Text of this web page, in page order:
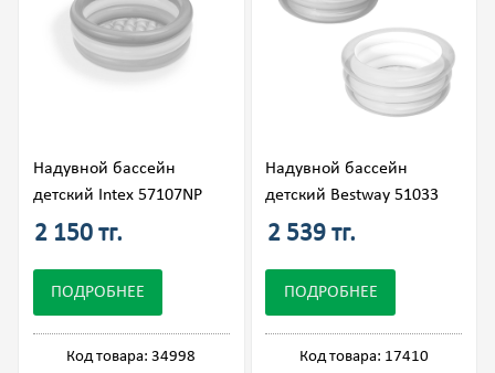
Надувной бассейн
детский Intex 57107NP
2 150 тг.
ПОДРОБНЕЕ
Код товара: 34998
Надувной бассейн
детский Bestway 51033
2 539 тг.
ПОДРОБНЕЕ
Код товара: 17410